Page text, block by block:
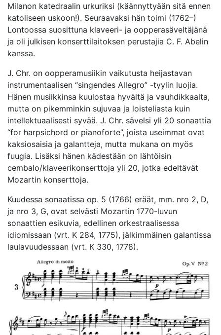
Milanon katedraalin urkuriksi (käännyttyään sitä ennen
katoliseen uskoon!). Seuraavaksi hän toimi (1762–)
Lontoossa suosittuna klaveeri- ja oopperasäveltäjänä
ja oli julkisen konserttilaitoksen perustajia C. F. Abelin
kanssa.
J. Chr. on oopperamusiikin vaikutusta heijastavan
instrumentaalisen “singendes Allegro” -tyylin luojia.
Hänen musiikkinsa kuulostaa hyvältä ja vauhdikkaalta,
mutta on pikemminkin sujuvaa ja loisteliasta kuin
intellektuaalisesti syvää. J. Chr. sävelsi yli 20 sonaattia
“for harpsichord or pianoforte”, joista useimmat ovat
kaksiosaisia ja galantteja, mutta mukana on myös
fuugia. Lisäksi hänen kädestään on lähtöisin
cembalo/klaveerikonserttoja yli 20, jotka edeltävät
Mozartin konserttoja.
Kuudessa sonaatissa op. 5 (1766) eräät, mm. nro 2, D,
ja nro 3, G, ovat selvästi Mozartin 1770-luvun
sonaattien esikuvia, edellinen orkestraalisessa
idiomissaan (vrt. K 284, 1775), jälkimmäinen galantissa
laulavuudessaan (vrt. K 330, 1778).